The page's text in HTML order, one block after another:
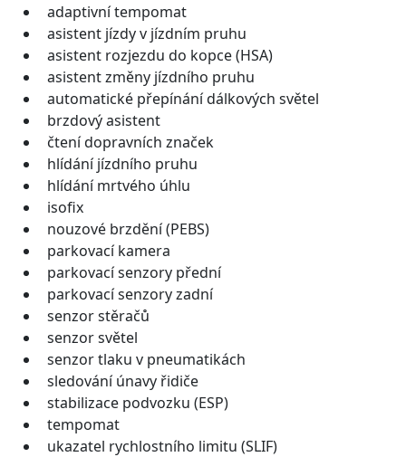
adaptivní tempomat
asistent jízdy v jízdním pruhu
asistent rozjezdu do kopce (HSA)
asistent změny jízdního pruhu
automatické přepínání dálkových světel
brzdový asistent
čtení dopravních značek
hlídání jízdního pruhu
hlídání mrtvého úhlu
isofix
nouzové brzdění (PEBS)
parkovací kamera
parkovací senzory přední
parkovací senzory zadní
senzor stěračů
senzor světel
senzor tlaku v pneumatikách
sledování únavy řidiče
stabilizace podvozku (ESP)
tempomat
ukazatel rychlostního limitu (SLIF)